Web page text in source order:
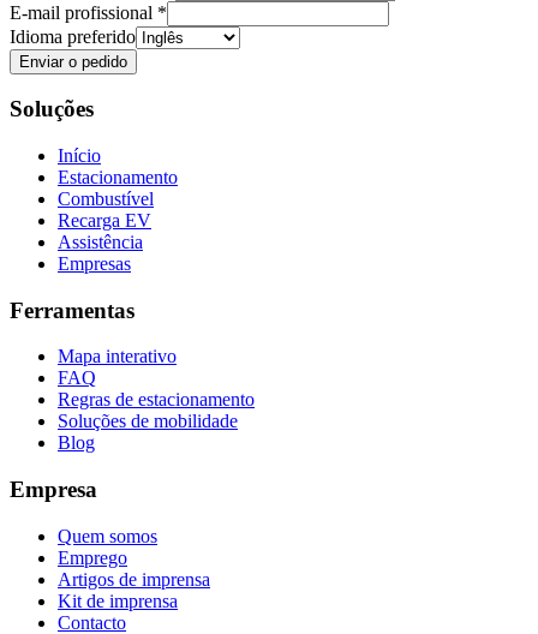
E-mail profissional *
Idioma preferido
Enviar o pedido
Soluções
Início
Estacionamento
Combustível
Recarga EV
Assistência
Empresas
Ferramentas
Mapa interativo
FAQ
Regras de estacionamento
Soluções de mobilidade
Blog
Empresa
Quem somos
Emprego
Artigos de imprensa
Kit de imprensa
Contacto